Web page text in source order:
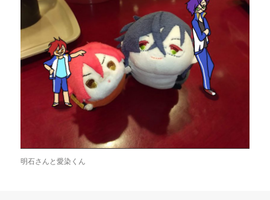
明石さんと愛染くん